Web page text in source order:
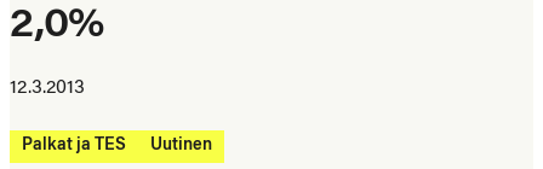
2,0%
12.3.2013
Palkat ja TES Uutinen